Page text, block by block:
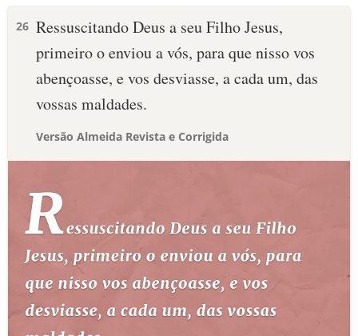
26 Ressuscitando Deus a seu Filho Jesus,
primeiro o enviou a vós, para que nisso vos
abençoasse, e vos desviasse, a cada um, das
vossas maldades.
Versão Almeida Revista e Corrigida